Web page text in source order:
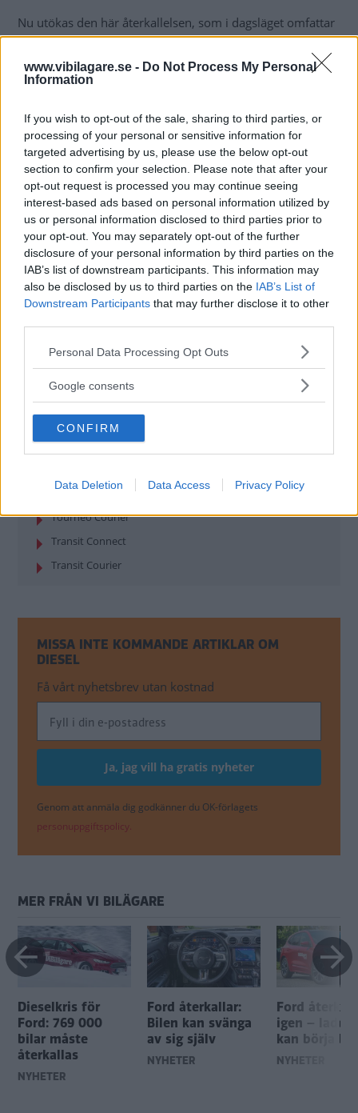
www.vibilagare.se - Do Not Process My Personal
Information
If you wish to opt-out of the sale, sharing to third parties, or
processing of your personal or sensitive information for
targeted advertising by us, please use the below opt-out
section to confirm your selection. Please note that after your
opt-out request is processed you may continue seeing
interest-based ads based on personal information utilized by
us or personal information disclosed to third parties prior to
your opt-out. You may separately opt-out of the further
disclosure of your personal information by third parties on the
IAB’s list of downstream participants. This information may
also be disclosed by us to third parties on the IAB’s List of
Downstream Participants that may further disclose it to other
Please note that this website/app uses one or more Google
not limited to your visit or usage behaviour. You may click to
use your data for below specified purposes in below Google
consent section.
Personal Data Processing Opt Outs
Google consents
CONFIRM
Data Deletion Data Access Privacy Policy
Nu utökas den här återkallelsen, som i dagsläget omfattar
drygt 1,2 miljoner bilar byggda mellan 2014 och 2023. I
början av augusti anmäldes att även Ford Focus med 2,0-
liters dieselmotor byggda mellan 23 april 2018 och 8
Bilarna kallas in för kontroll på verkstad. Där kalibreras
partikelfiltret och om det behövs byts det ut.
MODELLERNA SOM OMFATTAS
B-Max
C-Max
Ecosport
Fiesta
Focus
Galaxy
Mondeo
Ranger
Tourneo Connect
Tourneo Courier
Transit Connect
Transit Courier
MISSA INTE KOMMANDE ARTIKLAR OM
DIESEL
Få vårt nyhetsbrev utan kostnad
Genom att anmäla dig godkänner du OK-förlagets
personuppgiftspolicy.
MER FRÅN VI BILÄGARE
Dieselkris för
Ford: 769 000
bilar måste
återkallas
NYHETER
Ford återkallar:
Bilen kan svänga
av sig själv
NYHETER
Ford
igen –
kan börja
NYHETER